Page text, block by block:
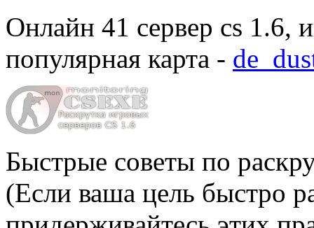
Онлайн 41 сервер cs 1.6,
популярная карта -
Быстрые советы по
(Если ваша цель быстро